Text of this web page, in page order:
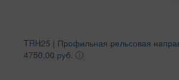
TRH25 | Профильная рельсовая
4750.00 руб. ⓘ